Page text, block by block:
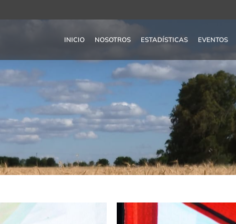
INICIO NOSOTROS ESTADÍSTICAS EVENTOS